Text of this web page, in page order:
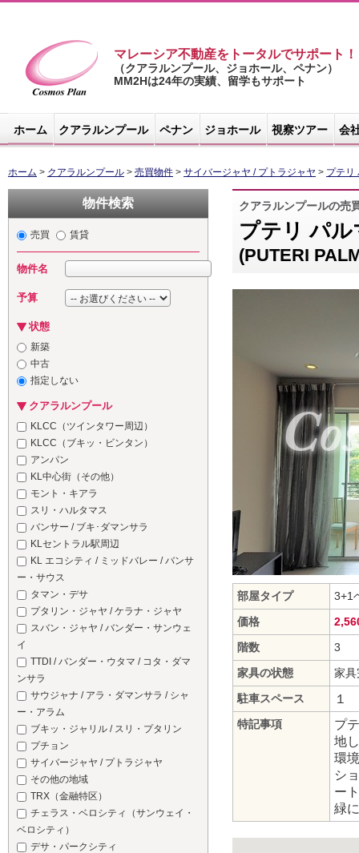
コスモスプラ
マレーシア不動産をトータルでサポート！
（クアラルンプール、ジョホール、ペナン）
MM2Hは24年の実績、留学もサポート
ホーム クアラルンプール ペナン ジョホール 視察ツアー 会
ホーム > クアラルンプール > 売買物件 > サイバージャヤ / プトラジャヤ > プテリ
物件検索
売買 賃貸
物件名
予算
状態
新築
中古
指定しない
クアラルンプール
KLCC（ツインタワー周辺）
KLCC（ブキッ・ビンタン）
アンパン
KL中心街（その他）
モント・キアラ
スリ・ハルタマス
バンサー / ブキ･ダマンサラ
KLセントラル駅周辺
KL エコシティ / ミッドバレー / バンサ
ー・サウス
タマン・デサ
プタリン・ジャヤ / ケラナ・ジャヤ
スバン・ジャヤ / バンダー・サンウェ
イ
TTDI / バンダー・ウタマ / コタ・ダマ
ンサラ
サウジャナ / アラ・ダマンサラ / シャ
ー・アラム
ブキッ・ジャリル / スリ・プタリン
プチョン
サイバージャヤ / プトラジャヤ
その他の地域
TRX（金融特区）
チェラス・ベロシティ（サンウェイ・
ベロシティ）
デサ・パークシティ
クアラルンプールの売
プテリ パ
(PUTERI
部屋タイプ
3+1
価格
階数
3
家具の状態
家具
駐車スペース
１
特記事項
プ
地
環
シ
ー
緑